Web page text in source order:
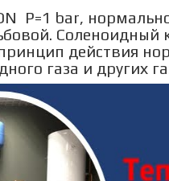
Р=1 bar,
Соленоидный
действия
газа и других